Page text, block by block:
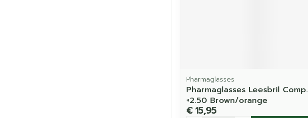
Pharmaglasses
Pharmaglasses Leesbril Comp.
+2.50 Brown/orange
€ 15,95